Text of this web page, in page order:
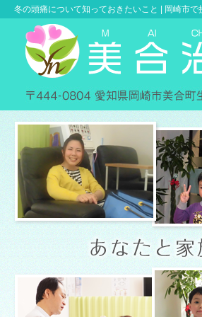
冬の頭痛について知っておきたいこと | 岡崎市で